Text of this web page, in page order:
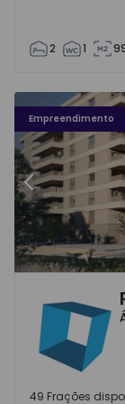
2 1
Empreendimento
Fachada PLENO
Anterior
Águas
49 Frações